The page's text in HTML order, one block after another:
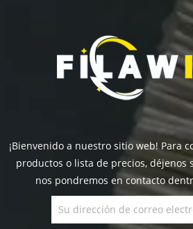
¡Bienvenido a nuestro sitio web! Para
productos o lista de precios, déjenos
nos pondremos en contacto